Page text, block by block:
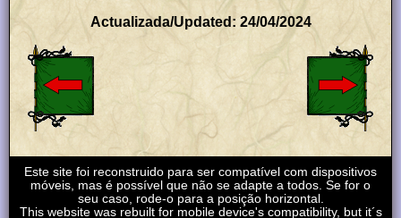
Actualizada/Updated: 24/04/2024
Este site foi reconstruido para ser compatível com dispositivos
móveis, mas é possível que não se adapte a todos. Se for o
seu caso, rode-o para a posição horizontal.
This website was rebuilt for mobile device's compatibility, but it´s